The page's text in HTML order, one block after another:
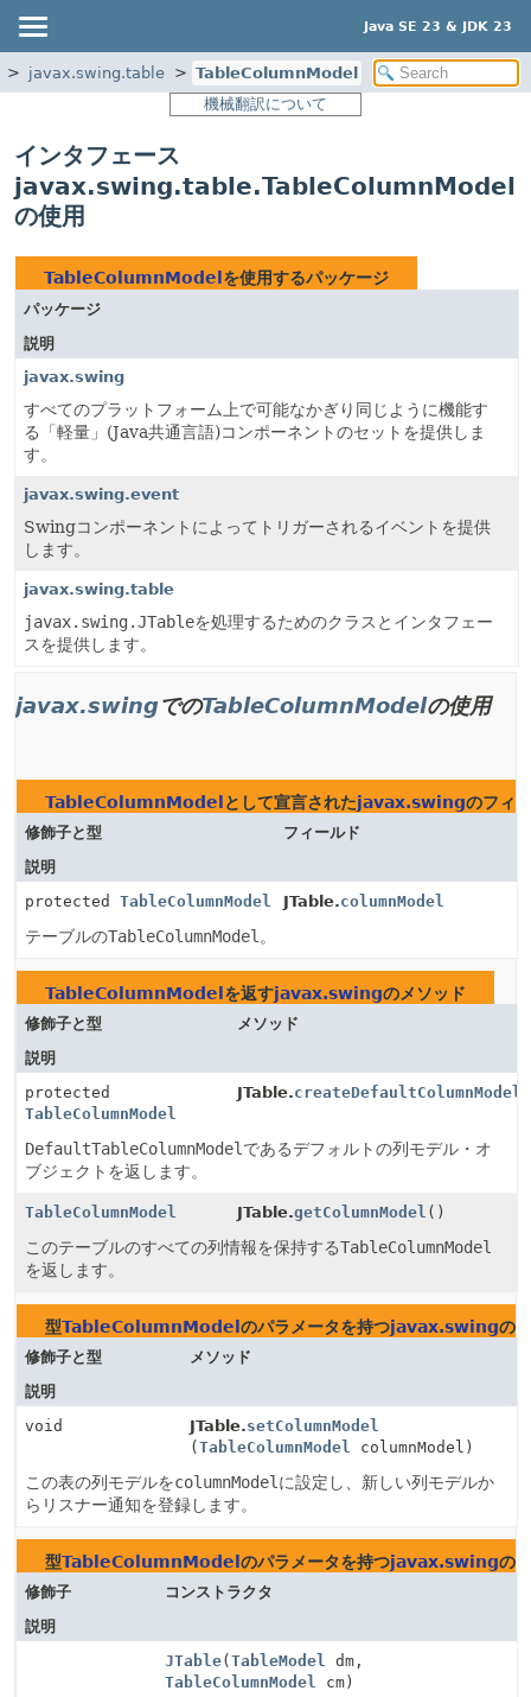
Java SE 23 & JDK 23
javax.swing.table
TableColumnModel
機械翻訳について
インタフェース
javax.swing.table.TableColumnModel
の使用
TableColumnModel を使用するパッケージ
パッケージ
説明
javax.swing
すべてのプラットフォーム上で可能なかぎり同じように機能す
る「軽量」(Java共通言語)コンポーネントのセットを提供しま
す。
javax.swing.event
Swingコンポーネントによってトリガーされるイベントを提供
します。
javax.swing.table
javax.swing.JTableを処理するためのクラスとインタフェー
スを提供します。
javax.swingでのTableColumnModelの使用
TableColumnModel として宣言されたjavax.swingのフィ
修飾子と型
フィールド
説明
protected TableColumnModel JTable.columnModel
テーブルのTableColumnModel 。
TableColumnModel を返すjavax.swingのメソッド
修飾子と型
メソッド
説明
protected
TableColumnModel
JTable.createDefaultColumnModel
DefaultTableColumnModel であるデフォルトの列モデル・オ
ブジェクトを返します。
TableColumnModel JTable.getColumnModel ()
このテーブルのすべての列情報を保持するTableColumnModel
を返します。
型TableColumnModel のパラメータを持つjavax.swingの
修飾子と型
メソッド
説明
void
JTable.setColumnModel
( TableColumnModel columnModel)
この表の列モデルをcolumnModel に設定し、新しい列モデルか
らリスナー通知を登録します。
型TableColumnModel のパラメータを持つjavax.swingの
修飾子
コンストラクタ
説明
JTable( TableModel dm,
TableColumnModel cm)